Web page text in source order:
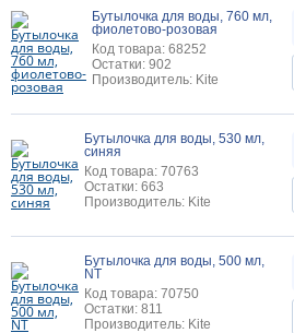
Бутылочка для воды, 760 мл,
фиолетово-розовая
Код товара: 68252
Остатки: 902
Производитель: Kite
Бутылочка для воды, 530 мл,
синяя
Код товара: 70763
Остатки: 663
Производитель: Kite
Бутылочка для воды, 500 мл,
NT
Код товара: 70750
Остатки: 811
Производитель: Kite